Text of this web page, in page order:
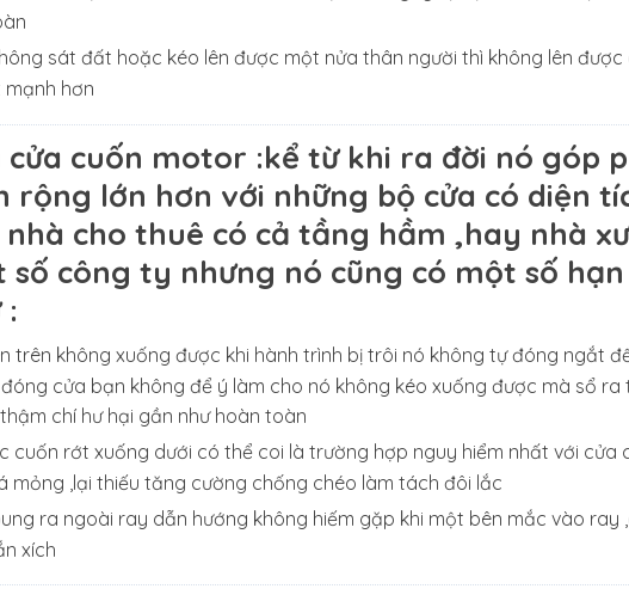
sát đất hoặc kéo lên được một nửa thân người thì không lên
hơn
cửa cuốn motor :kể từ khi ra đời nó góp
rộng lớn hơn với những bộ cửa có diện
nhà cho thuê có cả tầng hầm ,hay nhà
số công ty nhưng nó cũng có một số
:
trên không xuống được khi hành trình bị trôi nó không tự đóng ngắt
cửa bạn không để ý làm cho nó không kéo xuống được mà sổ
chí hư hại gần như hoàn toàn
cuốn rớt xuống dưới có thể coi là trường hợp nguy hiểm nhất với cửa
mỏng ,lại thiếu tăng cường chống chéo làm tách đôi lắc
ra ngoài ray dẫn hướng không hiếm gặp khi một bên mắc vào ray
xích